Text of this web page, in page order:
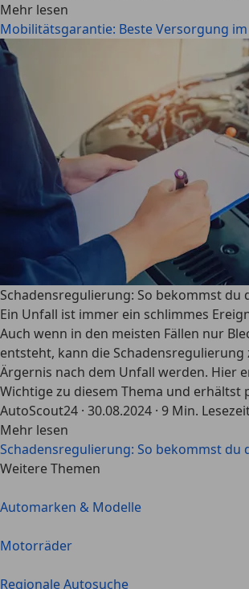
Mehr lesen
Mobilitätsgarantie: Beste Versorgung
Schadensregulierung: So bekommst du
Ein Unfall ist immer ein schlimmes
Auch wenn in den meisten Fällen nur
entsteht, kann die
Ärgernis nach dem Unfall werden. Hier
Wichtige zu diesem Thema und erhältst
AutoScout24 · 30.08.2024 · 9 Min.
Mehr lesen
Schadensregulierung: So bekommst du
Weitere Themen
Automarken & Modelle
Motorräder
Regionale Autosuche